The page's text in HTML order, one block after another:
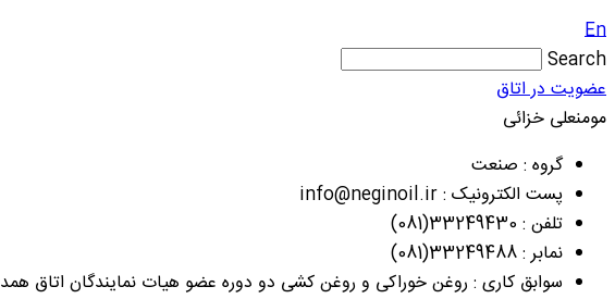
En
Search
عضویت در اتاق
مومنعلی خزائی
گروه : صنعت
پست الکترونیک : info@neginoil.ir
تلفن : 33249430(081)
نمابر : 33249488(081)
سوابق کاری : روغن خوراکی و روغن کشی دو دوره عضو هیات نمایندگان اتاق